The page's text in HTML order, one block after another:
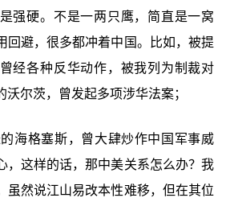
强硬。不是一两只鹰，简直是一窝
回避，很多都冲着中国。比如，被提
经各种反华动作，被我列为制裁对
尔茨，曾发起多项涉华法案；
海格塞斯，曾大肆炒作中国军事威
，这样的话，那中美关系怎么办？我
虽然说江山易改本性难移，但在其位